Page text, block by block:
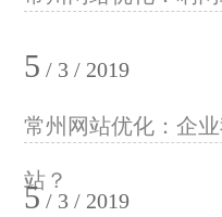
5 / 3 / 2019
常州网站优化：企
站？
5 / 3 / 2019